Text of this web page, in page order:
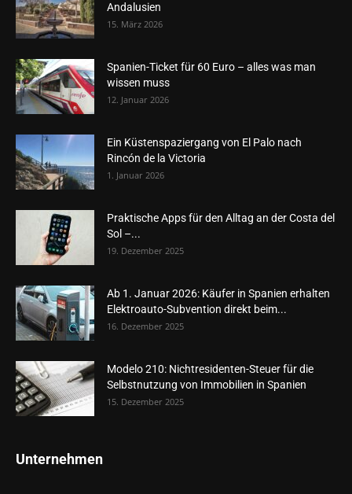
Andalusien
15. März 2026
Spanien-Ticket für 60 Euro – alles was man
wissen muss
12. Januar 2026
Ein Küstenspaziergang von El Palo nach
Rincón de la Victoria
1. Januar 2026
Praktische Apps für den Alltag an der Costa del
Sol –...
19. Dezember 2025
Ab 1. Januar 2026: Käufer in Spanien erhalten
Elektroauto-Subvention direkt beim...
16. Dezember 2025
Modelo 210: Nichtresidenten-Steuer für die
Selbstnutzung von Immobilien in Spanien
15. Dezember 2025
Unternehmen